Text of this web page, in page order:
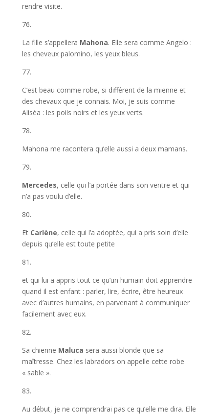
rendre visite.
76.
La fille s’appellera Mahona. Elle sera comme Angelo :
les cheveux palomino, les yeux bleus.
77.
C’est beau comme robe, si différent de la mienne et
des chevaux que je connais. Moi, je suis comme
Aliséa : les poils noirs et les yeux verts.
78.
Mahona me racontera qu’elle aussi a deux mamans.
79.
Mercedes, celle qui l’a portée dans son ventre et qui
n’a pas voulu d’elle.
80.
Et Carlène, celle qui l’a adoptée, qui a pris soin d’elle
depuis qu’elle est toute petite
81.
et qui lui a appris tout ce qu’un humain doit apprendre
quand il est enfant : parler, lire, écrire, être heureux
avec d’autres humains, en parvenant à communiquer
facilement avec eux.
82.
Sa chienne Maluca sera aussi blonde que sa
maîtresse. Chez les labradors on appelle cette robe
« sable ».
83.
Au début, je ne comprendrai pas ce qu’elle me dira. Elle